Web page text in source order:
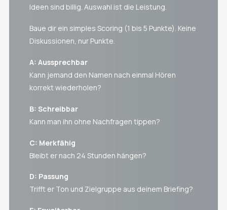
Ideen sind billig. Auswahl ist die Leistung.
Baue dir ein simples Scoring (1 bis 5 Punkte). Keine
Diskussionen, nur Punkte.
A: Aussprechbar
Kann jemand den Namen nach einmal Hören
korrekt wiederholen?
B: Schreibbar
Kann man ihn ohne Nachfragen tippen?
C: Merkfähig
Bleibt er nach 24 Stunden hängen?
D: Passung
Trifft er Ton und Zielgruppe aus deinem Briefing?